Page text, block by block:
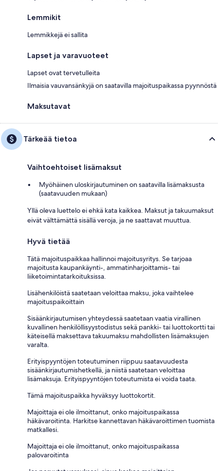
Lemmikit
Lemmikkejä ei sallita
Lapset ja varavuoteet
Lapset ovat tervetulleita
Ilmaisia vauvansänkyjä on saatavilla majoituspaikassa pyynnöstä
Maksutavat
Tärkeää tietoa
Vaihtoehtoiset lisämaksut
Myöhäinen uloskirjautuminen on saatavilla lisämaksusta
(saatavuuden mukaan)
Yllä oleva luettelo ei ehkä kata kaikkea. Maksut ja takuumaksut
eivät välttämättä sisällä veroja, ja ne saattavat muuttua.
Hyvä tietää
Tätä majoituspaikkaa hallinnoi majoitusyritys. Se tarjoaa
majoitusta kaupankäynti-, ammatinharjoittamis- tai
liiketoimintatarkoituksissa.
Lisähenkilöistä saatetaan veloittaa maksu, joka vaihtelee
majoituspaikoittain
Sisäänkirjautumisen yhteydessä saatetaan vaatia virallinen
kuvallinen henkilöllisyystodistus sekä pankki- tai luottokortti tai
käteisellä maksettava takuumaksu mahdollisten lisämaksujen
varalta.
Erityispyyntöjen toteutuminen riippuu saatavuudesta
sisäänkirjautumishetkellä, ja niistä saatetaan veloittaa
lisämaksuja. Erityispyyntöjen toteutumista ei voida taata.
Tämä majoituspaikka hyväksyy luottokortit.
Majoittaja ei ole ilmoittanut, onko majoituspaikassa
häkävaroitinta. Harkitse kannettavan häkävaroittimen tuomista
matkallesi.
Majoittaja ei ole ilmoittanut, onko majoituspaikassa
palovaroitinta